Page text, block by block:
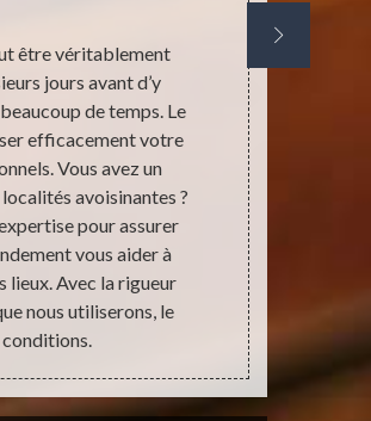
être véritablement
jours avant d’y
de temps. Le
efficacement votre
Vous avez un
avoisinantes ?
pour assurer
vous aider à
lieux. Avec la rigueur
nous utiliserons, le
conditions.